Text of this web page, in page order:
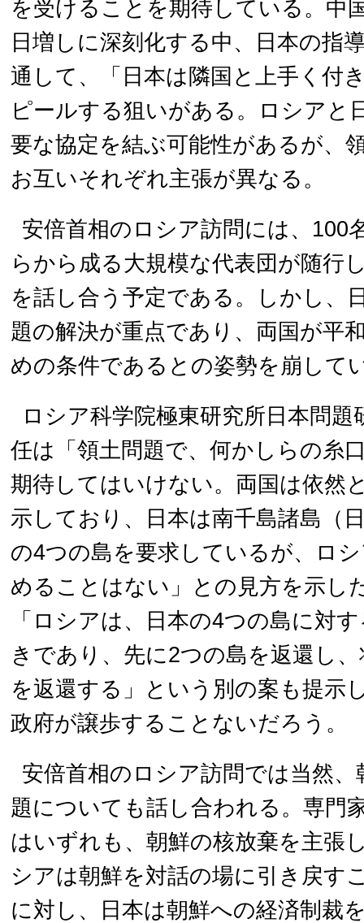
を受けることを期待している。中
日増しに深刻化する中、日本の指
通して、「日本は隣国と上手く付
ピールする狙いがある。ロシアと
要な協定を結ぶ可能性があるが、
お互いそれぞれ主張が異なる。
安倍首相のロシア訪問には、100
らから成る大規模な代表団が随行
を話し合う予定である。しかし、
題の解決が重点であり、両国が平
めの条件であるとの姿勢を崩して
ロシア科学院極東研究所日本問
任は「領土問題で、何かしらの糸
期待してはいけない。両国は依然
示しており、日本は南千島諸島（
の4つの島を要求しているが、ロ
めることはない」との見方を示し
「ロシアは、日本の4つの島に対
きであり、先に2つの島を返還し
を返還する」という別の案も提示
政府が譲歩することないだろう。
安倍首相のロシア訪問では当然
題についても話し合われる。専門
はいずれも、朝鮮の核放棄を主張
シアは朝鮮を対話の場に引き戻す
に対し、日本は朝鮮への経済制裁